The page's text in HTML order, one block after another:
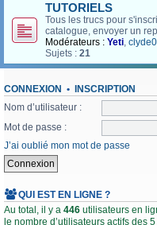
TUTORIELS
Tous les trucs pour
catalogue, envoyer un
Modérateurs : Yeti,
Sujets : 21
CONNEXION • INSCRIPTION
Nom d’utilisateur :
Mot de passe :
J’ai oublié mon mot de passe
QUI EST EN LIGNE ?
Au total, il y a 446 utilisateurs en
le nombre d’utilisateurs actifs des